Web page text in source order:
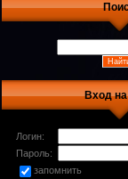
Вход
Логин:
Пароль:
запомнить